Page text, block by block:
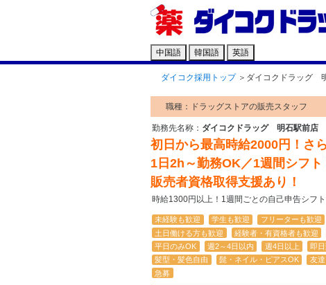
中国語 韓国語 英語
ダイコク採用トップ ＞ ダイコクドラッグ
職種：ドラッグストアの販売スタッフ
勤務先名称： ダイコクドラッグ 明石駅前店
初日から最高時給2000円！さ
1日2h～勤務OK／1週間シフ
販売者資格取得支援あり！
時給1300円以上！1週間ごとの自己申告シフ
未経験も歓迎 学生も歓迎 フリーターも歓迎
土日働ける方も歓迎
経験者・有資格者も歓迎
平日のみOK
週2～4日以内 週4日以上 即
髪型・髪色自由
髭・ネイル・ピアスOK 友
急募